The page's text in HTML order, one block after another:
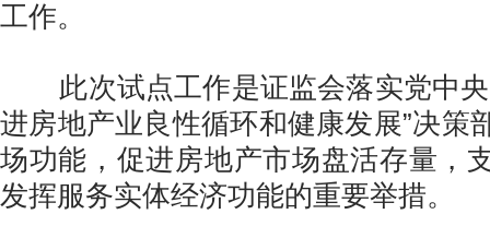
工作。
此次试点工作是证监会落实党中央
进房地产业良性循环和健康发展”决策
场功能，促进房地产市场盘活存量，
发挥服务实体经济功能的重要举措。